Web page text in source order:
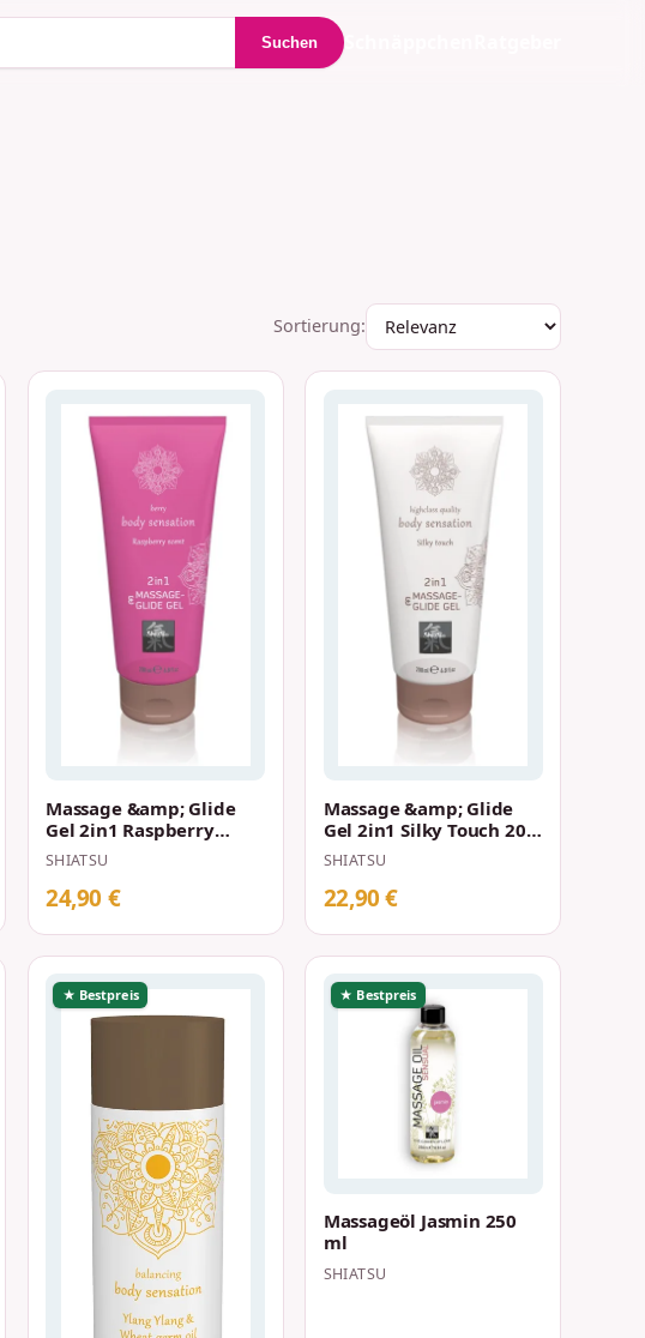
Suchen
Sortierung:
Massage &amp; Glide
Gel 2in1 Raspberry
Scent 200 ml
SHIATSU
24,90 €
Massage &amp; Glide
Gel 2in1 Silky Touch 200
ml
SHIATSU
22,90 €
★ Bestpreis ★ Bestpreis
Massageöl Jasmin 250
ml
SHIATSU